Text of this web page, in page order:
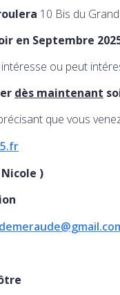
10 Bis du
en Septembre
ou peut
dès maintenant
que vous
Nicole )